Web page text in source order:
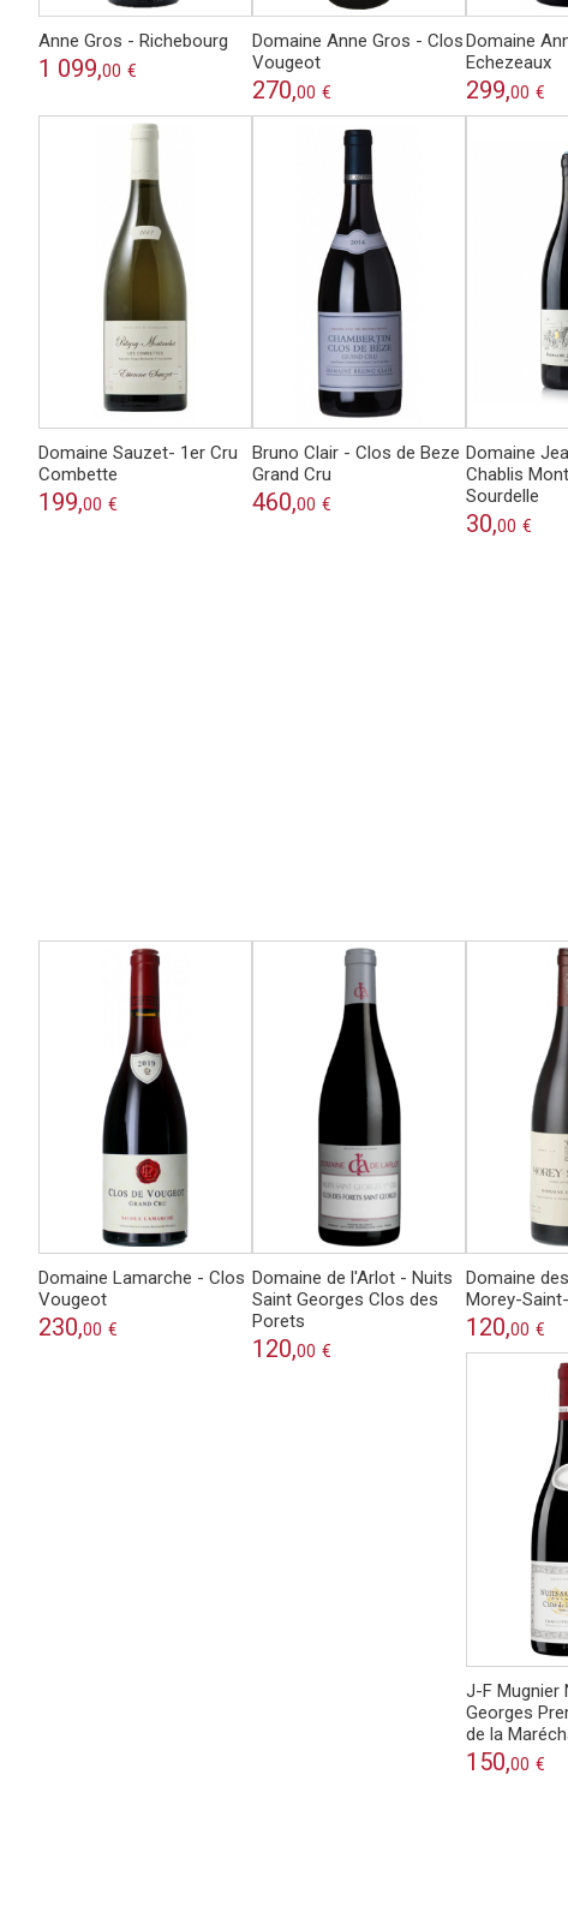
Anne Gros - Richebourg
1 099,00 €
Domaine Anne Gros - Clos
Vougeot
270,00 €
Domaine
Echezeaux
299,00 €
Domaine Sauzet- 1er Cru
Combette
199,00 €
Bruno Clair - Clos de Beze
Grand Cru
460,00 €
Domaine
Chablis
Sourdelle
30,00 €
Domaine Lamarche - Clos
Vougeot
230,00 €
Domaine de l'Arlot - Nuits
Saint Georges Clos des
Porets
120,00 €
Domaine
Morey-
120,00 €
J-F Mugnier
Georges
de la
150,00 €